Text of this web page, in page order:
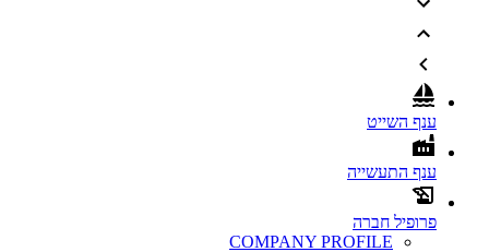
ענף השייט
ענף התעשייה
פרופיל חברה
COMPANY PROFILE